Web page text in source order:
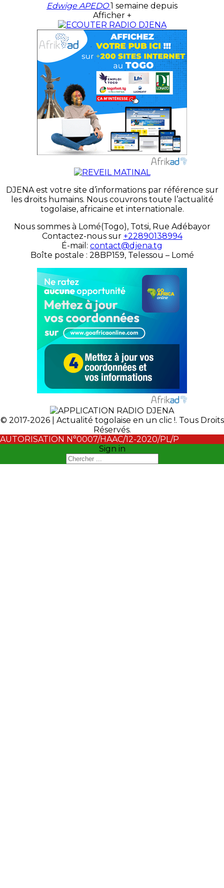
Edwige APEDO1 semaine depuis
Afficher +
DJENA est votre site d’informations par référence sur
les droits humains. Nous couvrons toute l’actualité
togolaise, africaine et internationale.
Nous sommes à Lomé(Togo), Totsi, Rue Adébayor
Contactez-nous sur +22890138994
É-mail: contact@djena.tg
Boîte postale : 28BP159, Telessou – Lomé
© 2017-2026 | Actualité togolaise en un clic !. Tous Droits
Réservés.
AUTORISATION N°0007/HAAC/12-2020/PL/P
Sign in